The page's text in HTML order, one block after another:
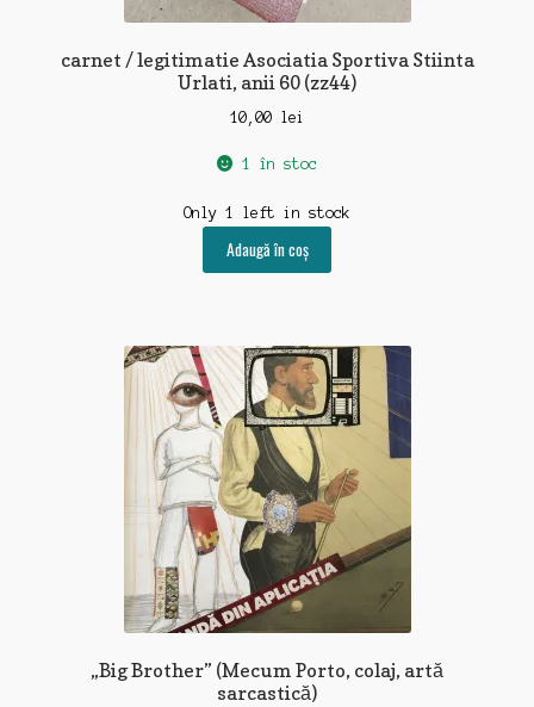
carnet / legitimatie Asociatia Sportiva Stiinta
Urlati, anii 60 (zz44)
10,00 lei
1 în stoc
Only 1 left in stock
Adaugă în coș
„Big Brother” (Mecum Porto, colaj, artă
sarcastică)